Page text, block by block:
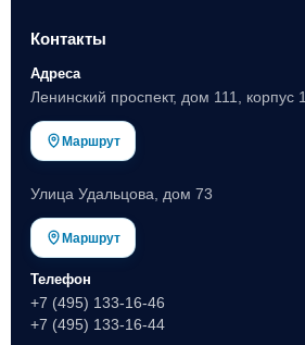
Контакты
Адреса
Ленинский проспект, дом 111, корпус 1
Маршрут
Улица Удальцова, дом 73
Маршрут
Телефон
+7 (495) 133-16-46
+7 (495) 133-16-44